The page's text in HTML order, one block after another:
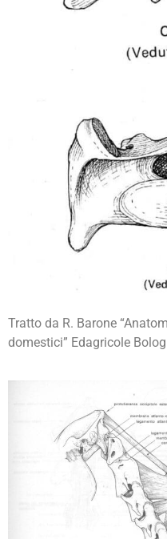
Tratto da R. Barone
domestici” Edagricole